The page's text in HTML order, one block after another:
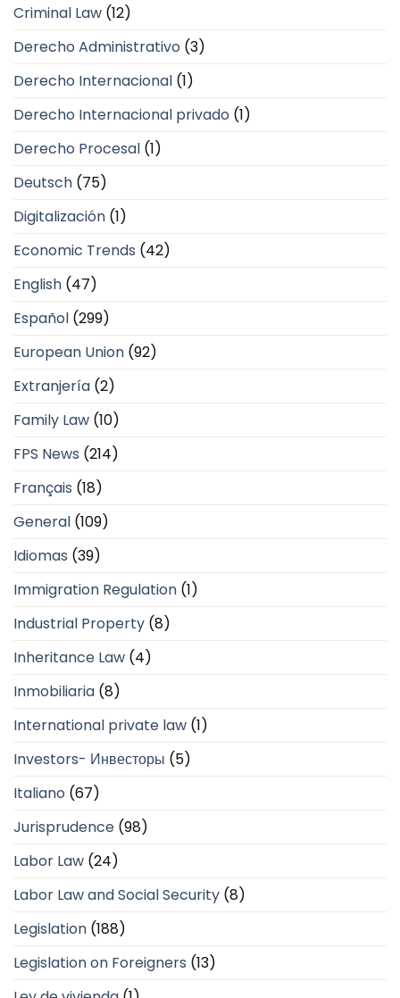
Criminal Law (12)
Derecho Administrativo (3)
Derecho Internacional (1)
Derecho Internacional privado (1)
Derecho Procesal (1)
Deutsch (75)
Digitalización (1)
Economic Trends (42)
English (47)
Español (299)
European Union (92)
Extranjería (2)
Family Law (10)
FPS News (214)
Français (18)
General (109)
Idiomas (39)
Immigration Regulation (1)
Industrial Property (8)
Inheritance Law (4)
Inmobiliaria (8)
International private law (1)
Investors- Инвесторы (5)
Italiano (67)
Jurisprudence (98)
Labor Law (24)
Labor Law and Social Security (8)
Legislation (188)
Legislation on Foreigners (13)